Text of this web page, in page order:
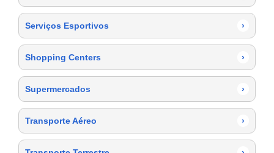
Serviços Esportivos ›
Shopping Centers ›
Supermercados ›
Transporte Aéreo ›